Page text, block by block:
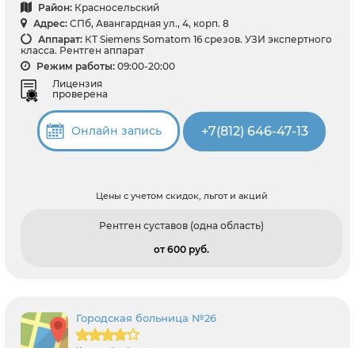
Район: Красносельский
Адрес: СПб, Авангардная ул., 4, корп. 8
Аппарат: КТ Siemens Somatom 16 срезов. УЗИ экспертного
класса. Рентген аппарат
Режим работы: 09:00-20:00
Лицензия
проверена
Онлайн запись +7(812) 646-47-13
Цены с учетом скидок, льгот и акций
Рентген суставов (одна область)
от 600 pуб.
Городская больница №26